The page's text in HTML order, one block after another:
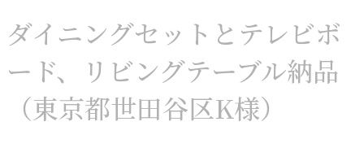
ダイニングセットとテレビボ
ード、リビングテーブル納品
（東京都世田谷区K様）